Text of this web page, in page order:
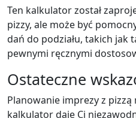
Ten kalkulator został
pizzy, ale może być
dań do podziału, takich jak
pewnymi ręcznymi
Ostateczne
Planowanie imprezy z
kalkulator daje Ci